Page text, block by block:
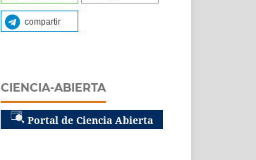
compartir
CIENCIA-ABIERTA
Portal de Ciencia Abierta